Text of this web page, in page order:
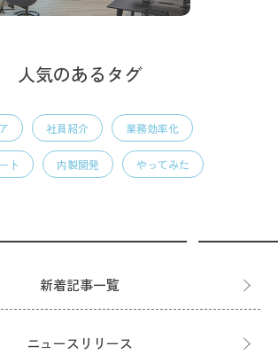
人気のあるタグ
社員紹介 業務効率化
ト 内製開発 やってみた
新着記事一覧
ニュースリリース